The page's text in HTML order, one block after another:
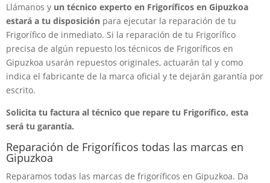
Llámanos y un técnico experto en Frigoríficos en Gipuzkoa
estará a tu disposición para ejecutar la reparación de tu
Frigorífico de inmediato. Si la reparación de tu Frigorífico
precisa de algún repuesto los técnicos de Frigoríficos en
Gipuzkoa usarán repuestos originales, actuarán tal y como
indica el fabricante de la marca oficial y te dejarán garantía por
escrito.
Solicita tu factura al técnico que repare tu Frigorífico, esta
será tu garantía.
Reparación de Frigoríficos todas las marcas en
Gipuzkoa
Reparamos todas las marcas de frigoríficos en Gipuzkoa. Da